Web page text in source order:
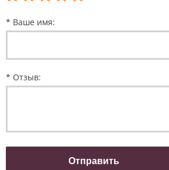
* Ваше имя:
* Отзыв: